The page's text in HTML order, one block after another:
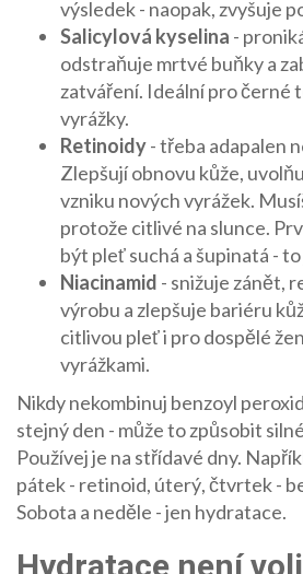
výsledek - naopak, zvyšuje
Salicylová kyselina -
odstraňuje mrtvé buňky a
zatváření. Ideální pro černé
vyrážky.
Retinoidy- třeba adapalen
Zlepšují obnovu kůže,
vzniku nových vyrážek.
protože citlivé na slunce.
být pleť suchá a šupinatá -
Niacinamid - snižuje zánět,
výrobu a zlepšuje bariéru
citlivou pleť i pro dospělé
vyrážkami.
Nikdy nekombinuj benzoyl
stejný den - může to způsobit
Používej je na střídavé dny.
pátek - retinoid, úterý, čtvrtek -
Sobota a neděle - jen hydratace.
Hydratace není